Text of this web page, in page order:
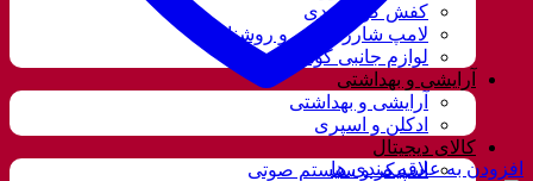
کفش کوهنوردی
لامپ شارژی، نور و روشنایی
لوازم جانبی کوهنوردی
آرایشی و بهداشتی
آرایشی و بهداشتی
ادکلن و اسپری
کالای دیجیتال
اسپیکر و سیستم صوتی
افزودن به علاقه مندی ها